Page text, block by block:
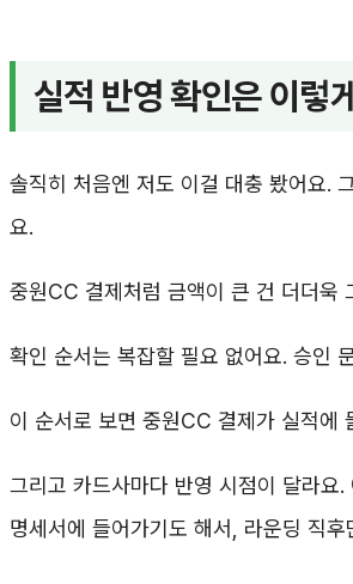
실적 반영 확인은 이렇
솔직히 처음엔 저도 이걸 대충 봤어요.
요.
중원CC 결제처럼 금액이 큰 건 더더욱
확인 순서는 복잡할 필요 없어요. 승인
이 순서로 보면 중원CC 결제가 실적에
그리고 카드사마다 반영 시점이 달라요
명세서에 들어가기도 해서, 라운딩 직